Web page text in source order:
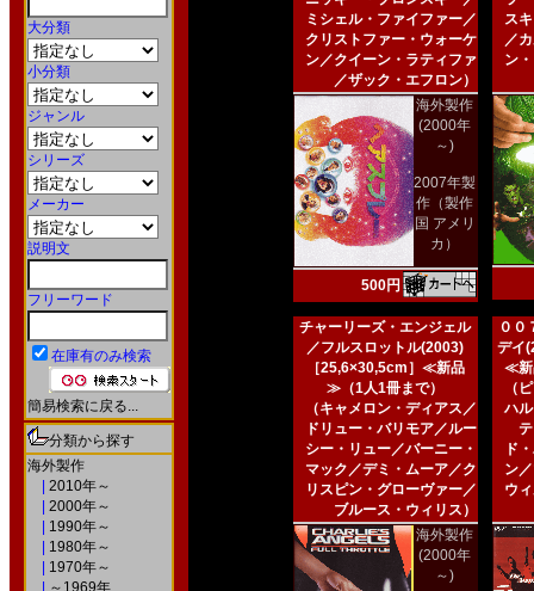
大分類
小分類
ジャンル
シリーズ
メーカー
説明文
フリーワード
在庫有のみ検索
簡易検索に戻る...
分類から探す
海外製作
2010年～
2000年～
1990年～
1980年～
1970年～
～1969年
ミシェル・ファイファー／
クリストファー・ウォーケ
ン／クイーン・ラティファ
／ザック・エフロン）
海外製作
(2000年
～)
2007年製
作（製作
国 アメリ
カ）
500円
ス
／
ン
チャーリーズ・エンジェル
／フルスロットル(2003)
［25,6×30,5cm］≪新品
≫（1人1冊まで）
（キャメロン・ディアス／
ドリュー・バリモア／ルー
シー・リュー／バーニー・
マック／デミ・ムーア／ク
リスピン・グローヴァー／
ブルース・ウィリス）
海外製作
(2000年
～)
００
デイ
≪新
（
ハ
ド
ン
ウ